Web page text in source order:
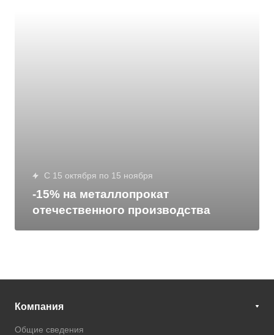
с 15 октября по 15 ноября
-15% на металлопрокат
отечественного производства
Компания
Общие сведения